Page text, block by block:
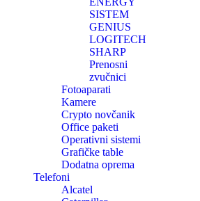
SISTEM
GENIUS
LOGITECH
SHARP
Prenosni
zvučnici
Fotoaparati
Kamere
Crypto novčanik
Office paketi
Operativni sistemi
Grafičke table
Dodatna oprema
Telefoni
Alcatel